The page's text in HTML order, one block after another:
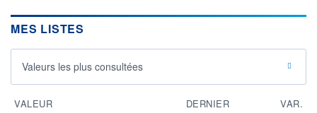
MES LISTES
Valeurs les plus consultées
VALEUR DERNIER
VAR.